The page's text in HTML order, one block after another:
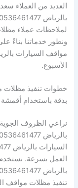
العديد من العملاء
ونطور خدماتنا بناءً
الأسبوع.
بدقة باستخدام أقمشة
نراعي الظروف
العمل بسرعة.